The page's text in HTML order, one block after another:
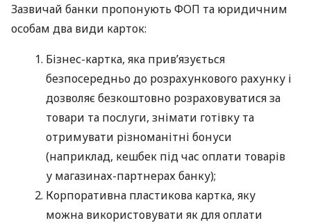
Зазвичай банки пропонують ФОП та юридичним
особам два види карток:
Бізнес-картка, яка прив’язується
безпосередньо до розрахункового рахунку і
дозволяє безкоштовно розраховуватися за
товари та послуги, знімати готівку та
отримувати різноманітні бонуси
(наприклад, кешбек під час оплати товарів
у магазинах-партнерах банку);
Корпоративна пластикова картка, яку
можна використовувати як для оплати